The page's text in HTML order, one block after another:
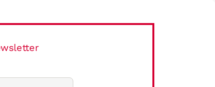
La ligereza de estos materiales permite que las gafas